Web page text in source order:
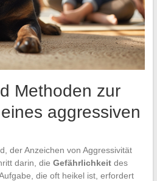
Methoden zur
aggressiven
der Anzeichen von Aggressivität
darin, die Gefährlichkeitdes
die oft heikel ist, erfordert